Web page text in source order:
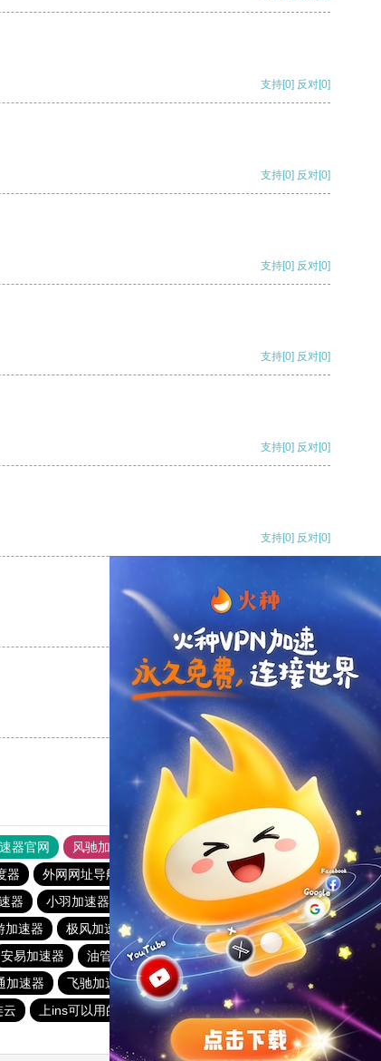
支持[0] 反对[0]
支持[0] 反对[0]
支持[0] 反对[0]
支持[0] 反对[0]
支持[0] 反对[0]
支持[0] 反对[0]
支持 反对
[0]
器官网 风驰加速器
旋风加速器
器 外网网址导航 软件中心 雷霆加速
狂飙加速器
器 小羽加速器最新下载
falemon加速下载
加速器 极风加速器 78加速器
风驰加速官网首页
安易加速器 油管加速器永久免费版
小猫咪crash加速器
加速器
飞驰加速器15分钟试用
云 上ins可以用的加速器
佛跳墙vp官方下载2024